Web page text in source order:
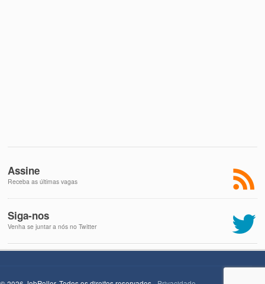
Assine
Receba as últimas vagas
Siga-nos
Venha se juntar a nós no Twitter